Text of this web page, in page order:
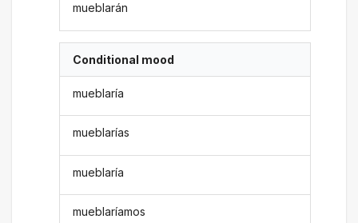
mueblarán
Conditional mood
mueblaría
mueblarías
mueblaría
mueblaríamos